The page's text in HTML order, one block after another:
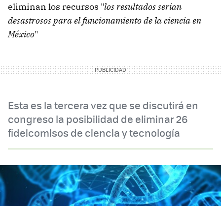
eliminan los recursos "los resultados serían
desastrosos para el funcionamiento de la ciencia en
México"
Esta es la tercera vez que se discutirá en
congreso la posibilidad de eliminar 26
fideicomisos de ciencia y tecnología